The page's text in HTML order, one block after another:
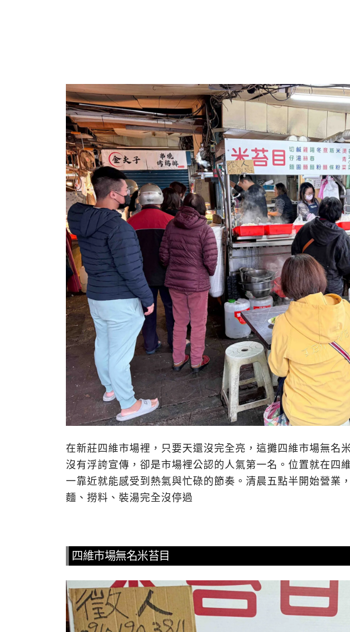
在新莊四維市場裡，只要天還沒完全亮，這攤四維市場無名
沒有浮誇宣傳，卻是市場裡公認的人氣第一名。位置就在四
一靠近就能感受到熱氣與忙碌的節奏。清晨五點半開始營業
麵、撈料、裝湯完全沒停過
四維市場無名米苔目